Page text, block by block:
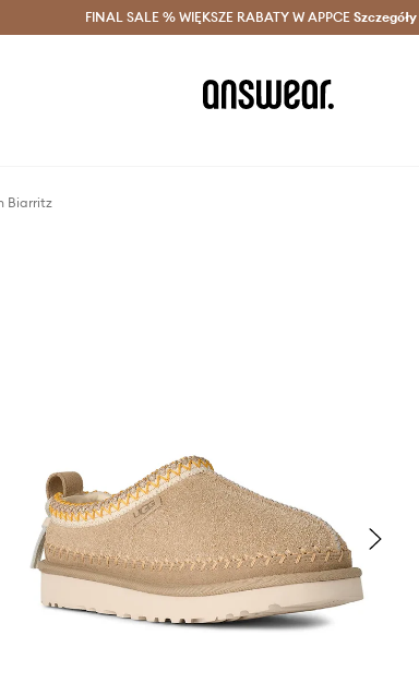
Oszczędzaj z Answear Club > Dostawa nawet w 24h >
FINAL SALE % WIĘKSZE RABATY W APPCE Szczegóły
Biarritz